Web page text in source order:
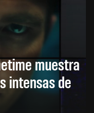
muestra
intensas de